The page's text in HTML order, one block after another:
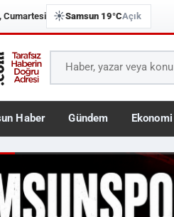
Cumartesi ☀️Samsun 19°CAçık
Haber Gündem Ekonomi
— Samsun